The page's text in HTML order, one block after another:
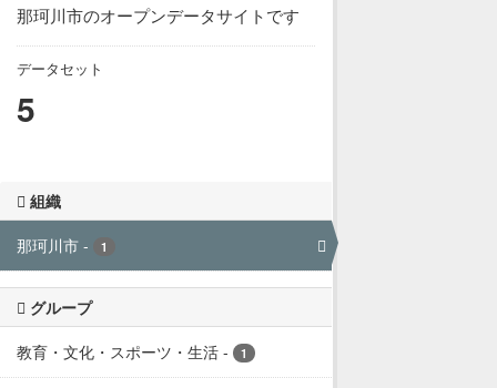
那珂川市のオープンデータサイトです
データセット
5
組織
那珂川市 - 1
グループ
教育・文化・スポーツ・生活 - 1